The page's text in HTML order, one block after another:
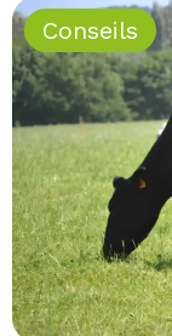
Conseils